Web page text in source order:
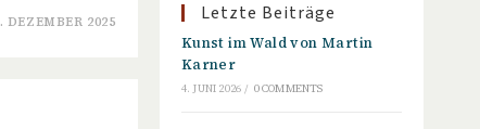
DEZEMBER 2025
tab
tab
Letzte Beiträge
Kunst im Wald von Martin
Karner
4. JUNI 2026 / 0 COMMENTS